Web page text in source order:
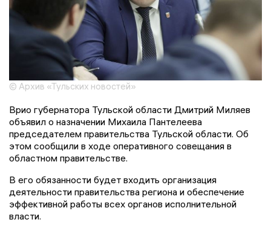
© Архив «Тульских новостей»
Врио губернатора Тульской области Дмитрий Миляев
объявил о назначении Михаила Пантелеева
председателем правительства Тульской области. Об
этом сообщили в ходе оперативного совещания в
областном правительстве.
В его обязанности будет входить организация
деятельности правительства региона и обеспечение
эффективной работы всех органов исполнительной
власти.